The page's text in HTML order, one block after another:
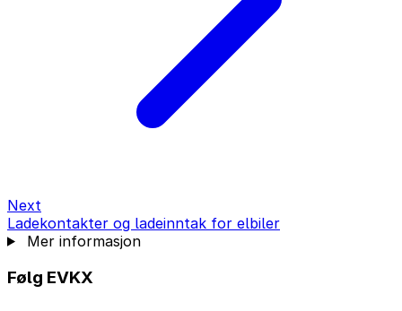
Next
Ladekontakter og ladeinntak for elbiler
Mer informasjon
Følg EVKX